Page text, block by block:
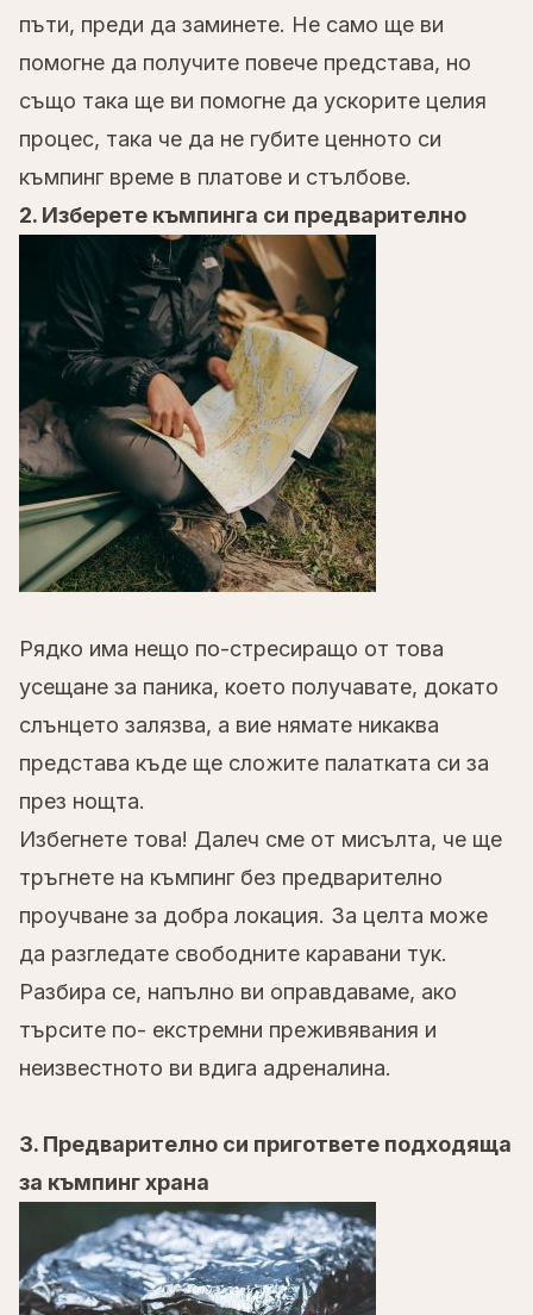
пъти, преди да заминете. Не само ще ви
помогне да получите повече представа, но
също така ще ви помогне да ускорите целия
процес, така че да не губите ценното си
къмпинг време в платове и стълбове.
2. Изберете къмпинга си предварително
Рядко има нещо по-стресиращо от това
усещане за паника, което получавате, докато
слънцето залязва, а вие нямате никаква
представа къде ще сложите палатката си за
през нощта.
Избегнете това! Далеч сме от мисълта, че ще
тръгнете на къмпинг без предварително
проучване за добра локация. За целта може
да разгледате свободните каравани тук.
Разбира се, напълно ви оправдаваме, ако
търсите по- екстремни преживявания и
неизвестното ви вдига адреналина.
3. Предварително си пригответе подходяща
за къмпинг храна